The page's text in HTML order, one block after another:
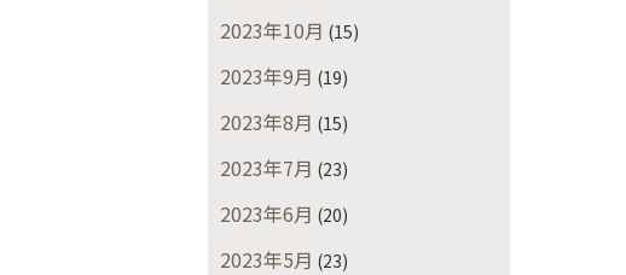
2023年10月 (15)
2023年9月 (19)
2023年8月 (15)
2023年7月 (23)
2023年6月 (20)
2023年5月 (23)